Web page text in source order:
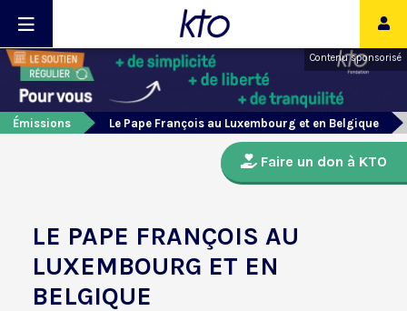
Contenu sponsorisé
Émissions Le Pape François au Luxembourg et en Belgique
Faire un don à KTO
LE PAPE FRANÇOIS AU
LUXEMBOURG ET EN
BELGIQUE